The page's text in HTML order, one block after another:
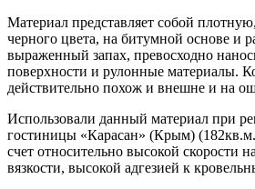
Материал представляет собой
черного цвета, на битумной основе и
выраженный запах, превосходно
поверхности и рулонные материалы.
действительно похож и внешне и на
Использовали данный материал при
гостиницы «Карасан» (Крым)
счет относительно высокой скорости
вязкости, высокой адгезией к